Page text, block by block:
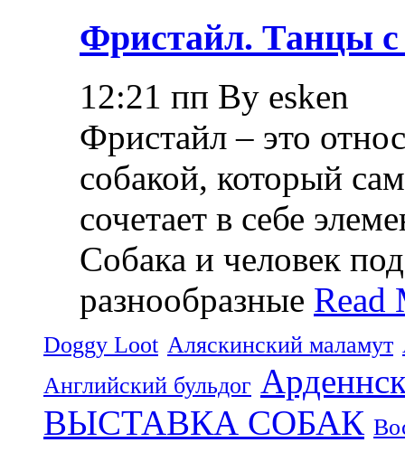
Фристайл. Танцы с
12:21 пп By esken
Фристайл – это
собакой, который
сочетает в себе
Собака и человек
разнообразные Read
Doggy Loot Аляскинский маламут
Английский бульдог
ВЫСТАВКА СОБАК